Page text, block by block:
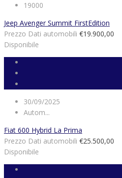
19000
Jeep Avenger Summit FirstEdition
Prezzo Dati automobili €19.900,00
Disponibile
30/09/2025
Autom...
Fiat 600 Hybrid La Prima
Prezzo Dati automobili €25.500,00
Disponibile